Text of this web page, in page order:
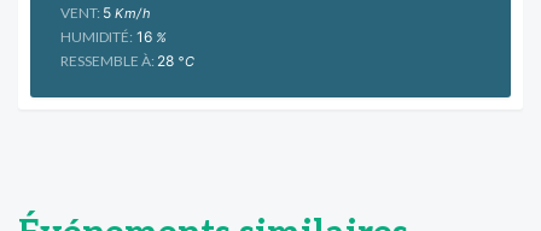
VENT: 5 Km/h
HUMIDITÉ: 16 %
RESSEMBLE À: 28 °C